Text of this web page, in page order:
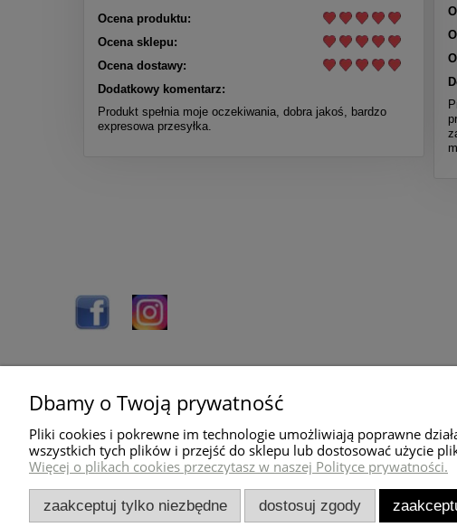
Ocena produktu:
Ocena sklepu:
Ocena dostawy:
Dodatkowy komentarz:
Produkt spełnia moje oczekiwania, dobra jakoś, bardzo
expresowa przesyłka.
Pomoc
O nas
Blog
Kontakt
Regulamin sklepu
Wysyłka towaru
Koszty dostawy
Sposoby płatności
Dbamy o Twoją prywatność
Pliki cookies i pokrewne im technologie umożliwiają poprawne
wszystkich tych plików i przejść do sklepu lub dostosować użycie
Więcej o plikach cookies przeczytasz w naszej Polityce prywatności.
zaakceptuj tylko niezbędne dostosuj zgody